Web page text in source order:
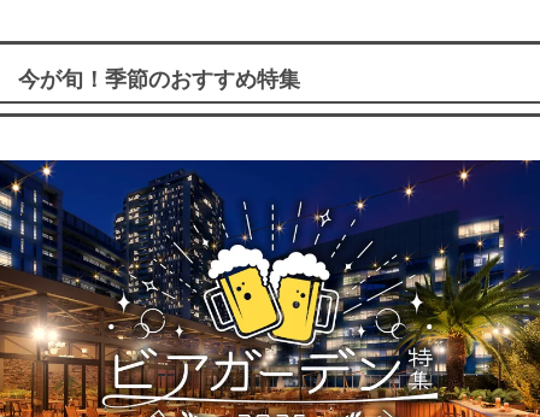
今が旬！季節のおすすめ特集